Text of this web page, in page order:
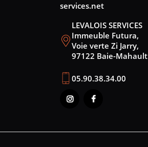
services.net
LEVALOIS SERVICES
Immeuble Futura,
Voie verte Zi Jarry,
97122 Baie-Mahault
05.90.38.34.00